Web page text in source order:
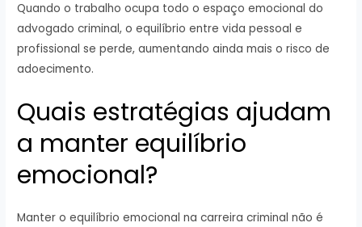
Quando o trabalho ocupa todo o espaço emocional do
advogado criminal, o equilíbrio entre vida pessoal e
profissional se perde, aumentando ainda mais o risco de
adoecimento.
Quais estratégias ajudam
a manter equilíbrio
emocional?
Manter o equilíbrio emocional na carreira criminal não é